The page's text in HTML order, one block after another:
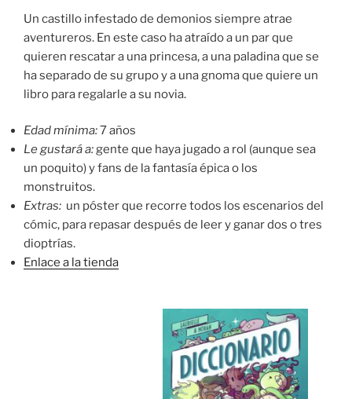
Un castillo infestado de demonios siempre atrae
aventureros. En este caso ha atraído a un par que
quieren rescatar a una princesa, a una paladina que se
ha separado de su grupo y a una gnoma que quiere un
libro para regalarle a su novia.
Edad mínima:7 años
Le gustará a:gente que haya jugado a rol (aunque sea
un poquito) y fans de la fantasía épica o los
monstruitos.
Extras: un póster que recorre todos los escenarios del
cómic, para repasar después de leer y ganar dos o tres
dioptrías.
Enlace a la tienda